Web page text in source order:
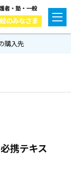
者・塾・一般
のみなさま
購入先
携テキス